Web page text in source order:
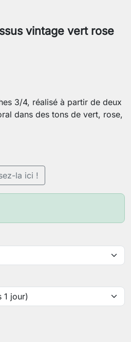
vintage vert rose
3/4, réalisé à partir de deux
dans des tons de vert, rose,
la ici !